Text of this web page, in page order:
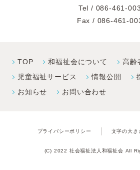
Tel / 086-461-
Fax / 086-461-
TOP 和福祉会について
高齢
児童福祉サービス
情報公開
お知らせ
お問い合わせ
プライバシーポリシー 文字の大き
(C) 2022 社会福祉法人和福祉会 All